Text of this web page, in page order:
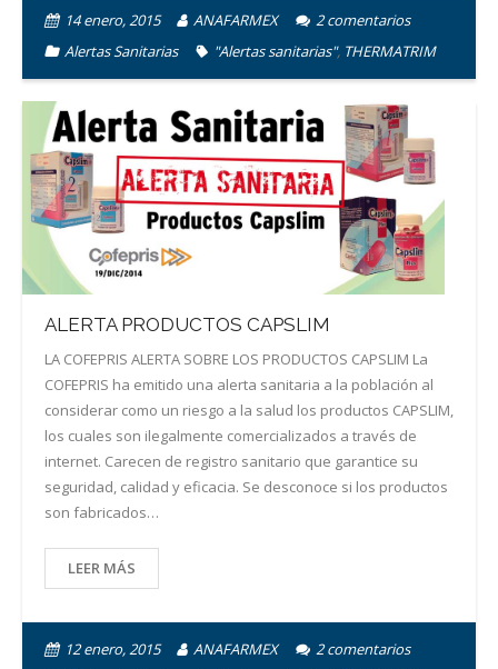
14 enero, 2015 ANAFARMEX 2 comentarios
Alertas Sanitarias
"Alertas sanitarias", THERMATRIM
ALERTA PRODUCTOS CAPSLIM
LA COFEPRIS ALERTA SOBRE LOS PRODUCTOS CAPSLIM La
COFEPRIS ha emitido una alerta sanitaria a la población al
considerar como un riesgo a la salud los productos CAPSLIM,
los cuales son ilegalmente comercializados a través de
internet. Carecen de registro sanitario que garantice su
seguridad, calidad y eficacia. Se desconoce si los productos
son fabricados…
LEER MÁS
12 enero, 2015 ANAFARMEX 2 comentarios